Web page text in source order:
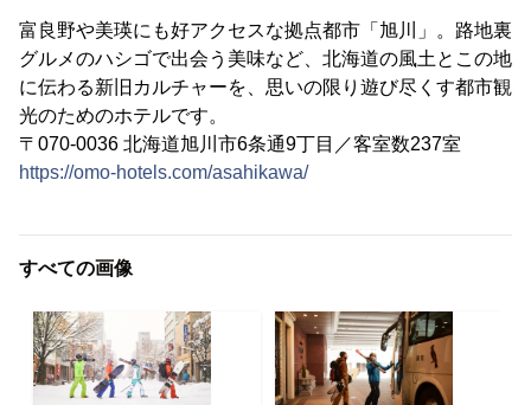
富良野や美瑛にも好アクセスな拠点都市「旭川」。路地裏
グルメのハシゴで出会う美味など、北海道の風土とこの地
に伝わる新旧カルチャーを、思いの限り遊び尽くす都市観
光のためのホテルです。
〒070-0036 北海道旭川市6条通9丁目／客室数237室
https://omo-hotels.com/asahikawa/
すべての画像